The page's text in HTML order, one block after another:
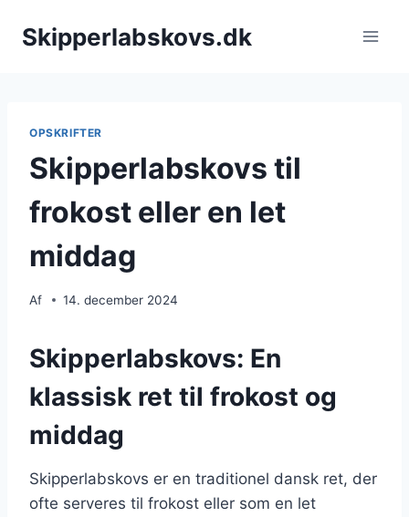
Skipperlabskovs.dk
OPSKRIFTER
Skipperlabskovs til
frokost eller en let
middag
Af 14. december 2024
Skipperlabskovs: En
klassisk ret til frokost og
middag
Skipperlabskovs er en traditionel dansk ret, der
ofte serveres til frokost eller som en let